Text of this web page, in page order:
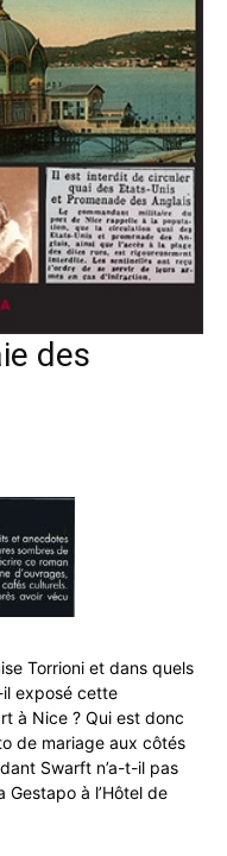
des
Torrioni et dans quels
exposé cette
à Nice ? Qui est donc
de mariage aux côtés
Swarft n’a-t-il pas
à l’Hôtel de